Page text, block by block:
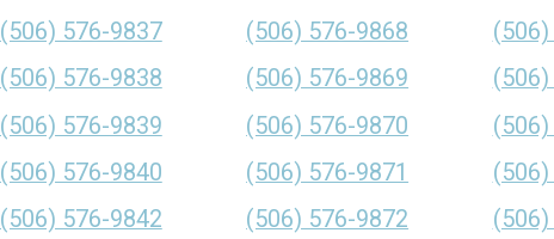
(506) 576-9837
(506) 576-9838
(506) 576-9839
(506) 576-9840
(506) 576-9842
(506) 576-9868
(506) 576-9869
(506) 576-9870
(506) 576-9871
(506) 576-9872
(506)